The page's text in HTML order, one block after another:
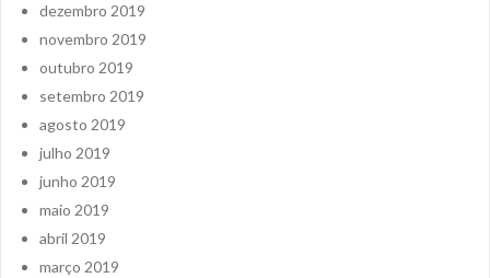
dezembro 2019
novembro 2019
outubro 2019
setembro 2019
agosto 2019
julho 2019
junho 2019
maio 2019
abril 2019
março 2019